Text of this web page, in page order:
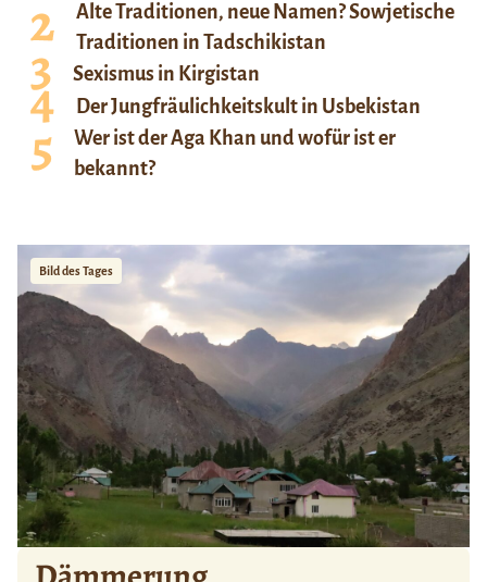
Alte Traditionen, neue Namen? Sowjetische
Traditionen in Tadschikistan
Sexismus in Kirgistan
Der Jungfräulichkeitskult in Usbekistan
Wer ist der Aga Khan und wofür ist er
bekannt?
Bild des Tages